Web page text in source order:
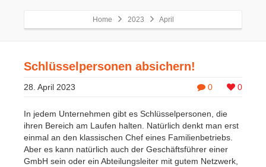
Home 2023 April
Schlüsselpersonen absichern!
0 0
28. April 2023
In jedem Unternehmen gibt es Schlüsselpersonen, die
ihren Bereich am Laufen halten. Natürlich denkt man erst
einmal an den klassischen Chef eines Familienbetriebs.
Aber es kann natürlich auch der Geschäftsführer einer
GmbH sein oder ein Abteilungsleiter mit gutem Netzwerk,